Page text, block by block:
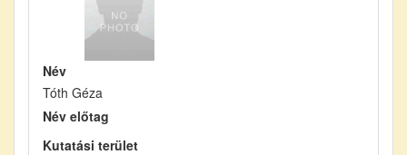
Név
Tóth Géza
Név előtag
Kutatási terület